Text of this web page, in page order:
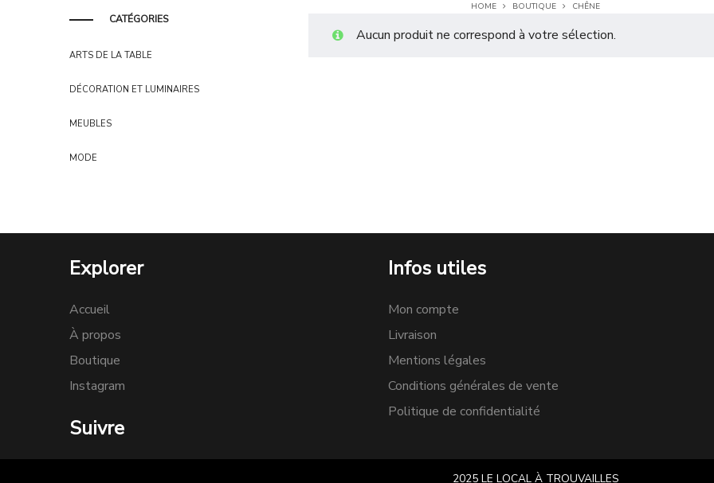
HOME BOUTIQUE CHÊNE
Aucun produit ne correspond à votre sélection.
CATÉGORIES
ARTS DE LA TABLE
DÉCORATION ET LUMINAIRES
MEUBLES
MODE
Explorer
Accueil
À propos
Boutique
Instagram
Suivre
Infos utiles
Mon compte
Livraison
Mentions légales
Conditions générales de vente
Politique de confidentialité
2025 LE LOCAL À TROUVAILLES